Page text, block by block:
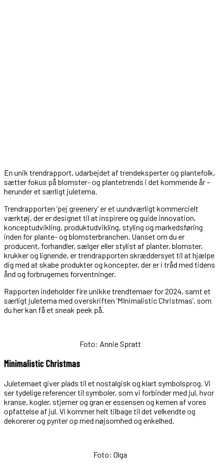
En unik trendrapport, udarbejdet af trendeksperter og plantefolk,
sætter fokus på blomster- og plantetrends i det kommende år –
herunder et særligt juletema.
Trendrapporten ‘pej greenery’ er et uundværligt kommercielt
værktøj, der er designet til at inspirere og guide innovation,
konceptudvikling, produktudvikling, styling og markedsføring
inden for plante- og blomsterbranchen. Uanset om du er
producent, forhandler, sælger eller stylist af planter, blomster,
krukker og lignende, er trendrapporten skræddersyet til at hjælpe
dig med at skabe produkter og koncepter, der er i tråd med tidens
ånd og forbrugernes forventninger.
Rapporten indeholder fire unikke trendtemaer for 2024, samt et
særligt juletema med overskriften ‘MInimalistic Christmas’, som
du her kan få et sneak peek på.
Foto: Annie Spratt
Minimalistic Christmas
Juletemaet giver plads til et nostalgisk og klart symbolsprog. Vi
ser tydelige referencer til symboler, som vi forbinder med jul, hvor
kranse, kogler, stjerner og gran er essensen og kernen af vores
opfattelse af jul. Vi kommer helt tilbage til det velkendte og
dekorerer og pynter op med nøjsomhed og enkelhed.
Foto: Olga